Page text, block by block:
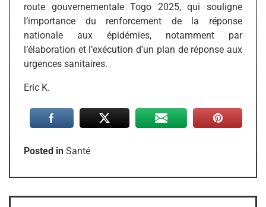
route gouvernementale Togo 2025, qui souligne
l’importance du renforcement de la réponse
nationale aux épidémies, notamment par
l’élaboration et l’exécution d’un plan de réponse aux
urgences sanitaires.
Eric K.
Posted in Santé